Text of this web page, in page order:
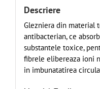
Descriere
Glezniera din material
antibacterian, ce
substantele toxice,
fibrele elibereaza ioni
in imbunatatirea